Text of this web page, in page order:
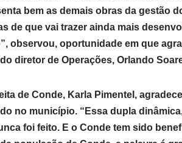
bem as demais obras da gestão
de que vai trazer ainda mais
observou, oportunidade em que
diretor de Operações, Orlando
de Conde, Karla Pimentel,
no município. “Essa dupla
foi feito. E o Conde tem sido